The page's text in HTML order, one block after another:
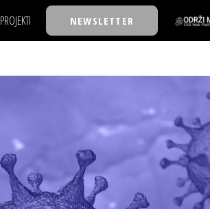
PROJEKTI
BACK TO OFFICE/SCHOOL
BIZBENDOVI
BIZKOLEGIJUM
NEWSLETTER
NAJKOLEGA
30 ISPOD 30
BIZKOLEGIJUM
BMW BIZNIS LIGA
BIZLIFE WEEK